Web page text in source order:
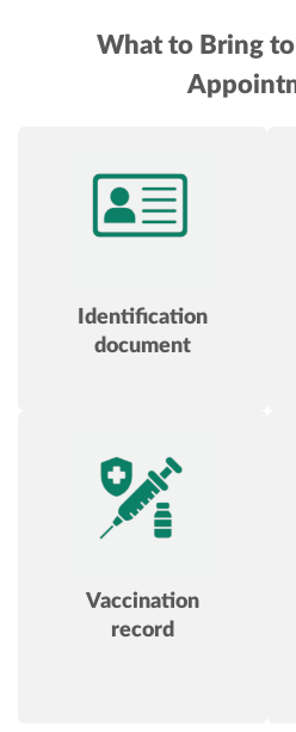
What to Bring to
Identification
document
Vaccination
record